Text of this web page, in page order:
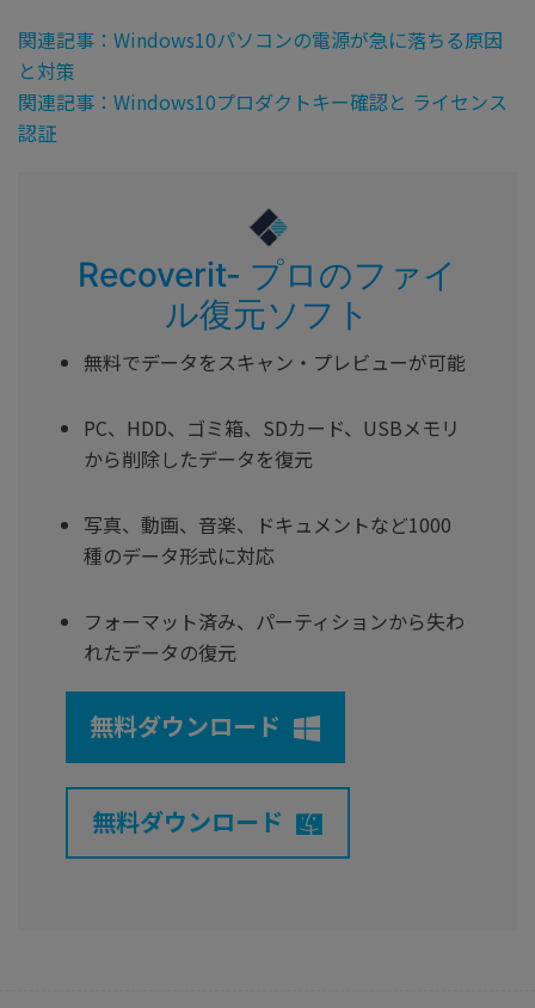
関連記事：Windows10パソコンの電源が急に落ちる原因
と対策
関連記事：Windows10プロダクトキー確認と ライセンス
認証
Recoverit- プロのファイ
ル復元ソフト
無料でデータをスキャン・プレビューが可能
PC、HDD、ゴミ箱、SDカード、USBメモリ
から削除したデータを復元
写真、動画、音楽、ドキュメントなど1000
種のデータ形式に対応
フォーマット済み、パーティションから失わ
れたデータの復元
無料ダウンロード
無料ダウンロード